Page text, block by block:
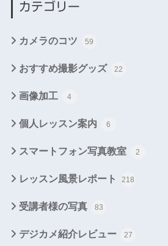
カテゴリー
カメラのコツ 59
おすすめ撮影グッズ 22
画像加工 4
個人レッスン案内 6
スマートフォン写真教室 2
レッスン風景レポート 218
受講者様の写真 83
デジカメ紹介レビュー 27